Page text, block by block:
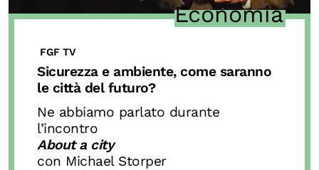
Economia
FGF TV
Sicurezza e ambiente, come saranno
le città del futuro?
Ne abbiamo parlato durante
l’incontro
About a city
con Michael Storper